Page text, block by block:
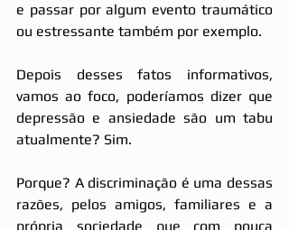
e passar por algum evento traumático
ou estressante também por exemplo.
Depois desses fatos informativos,
vamos ao foco, poderíamos dizer que
depressão e ansiedade são um tabu
atualmente? Sim.
Porque? A discriminação é uma dessas
razões, pelos amigos, familiares e a
própria sociedade que com pouca